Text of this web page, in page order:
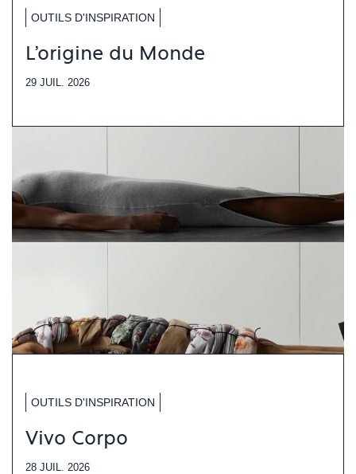
OUTILS D'INSPIRATION
L'origine du Monde
29 JUIL. 2026
OUTILS D'INSPIRATION
Vivo Corpo
28 JUIL. 2026